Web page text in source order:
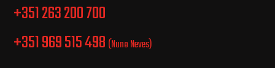
+351 263 200 700
+351 969 515 498 (Nuno Neves)